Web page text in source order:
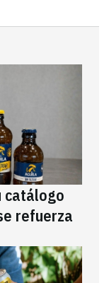
catálogo
refuerza